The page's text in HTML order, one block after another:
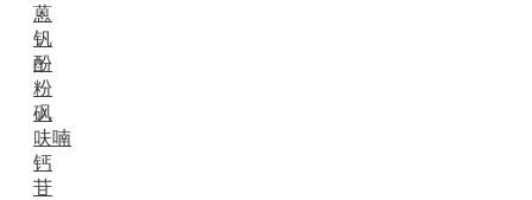
蒽
钒
酚
粉
砜
呋喃
钙
苷